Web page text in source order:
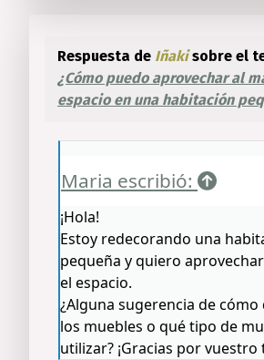
Respuesta de Iñakisobre el
¿Cómo puedo aprovechar al
espacio en una habitación
Maria escribió:
¡Hola!
Estoy redecorando una
pequeña y quiero
el espacio.
¿Alguna sugerencia de
los muebles o qué tipo de
utilizar? ¡Gracias por vuestro